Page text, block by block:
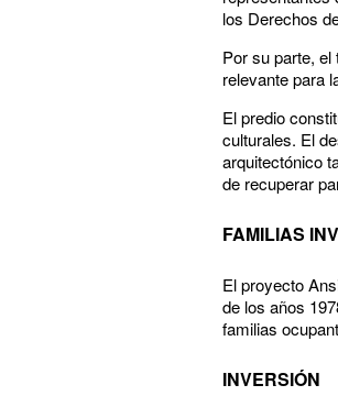
los Derechos
Por su parte,
relevante para
El predio
culturales. El
arquitectónico
de recuperar
FAMILIAS
El proyecto
de los años
familias
INVERSIÓN